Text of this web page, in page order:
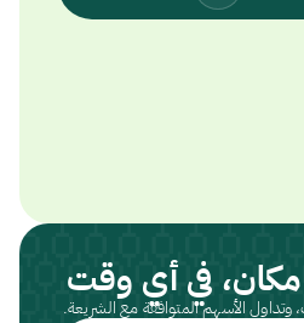
في أي وقت
الأسهم المتوافقة مع الشريعة.